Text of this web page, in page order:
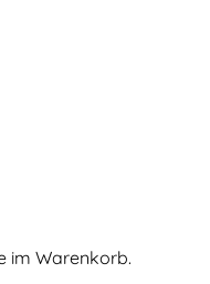
im Warenkorb.